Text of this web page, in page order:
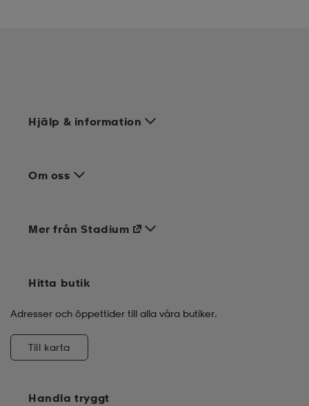
Hjälp & information
Om oss
Handla tryggt
Mer från Stadium
Hitta butik
Adresser och öppettider till alla våra butiker.
Till karta